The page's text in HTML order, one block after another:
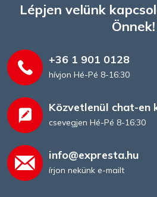
Lépjen velünk
Önnek!
+36 1 901 0128
hívjon Hé-Pé 8-16:30
Közvetlenül chat-en
csevegjen Hé-Pé 8-16:30
info@expresta.hu
írjon nekünk e-mailt